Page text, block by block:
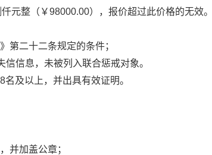
整（￥98000.00），报价超过此价格的无效。
二十二条规定的条件；
信息，未被列入联合惩戒对象。
及以上，并出具有效证明。
加盖公章；